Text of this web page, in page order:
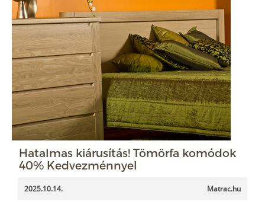
Hatalmas kiárusítás! Tömörfa komódok
40% Kedvezménnyel
2025.10.14. Matrac.hu